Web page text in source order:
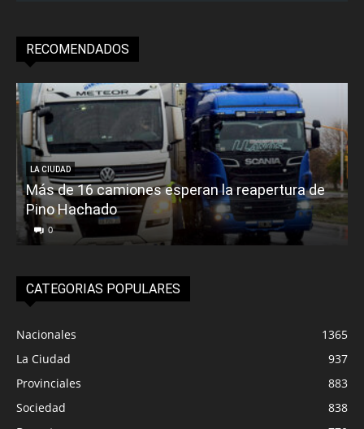
RECOMENDADOS
LA CIUDAD
Más de 16 camiones esperan la reapertura de
Pino Hachado
0
CATEGORIAS POPULARES
Nacionales
1365
La Ciudad
937
Provinciales
883
Sociedad
838